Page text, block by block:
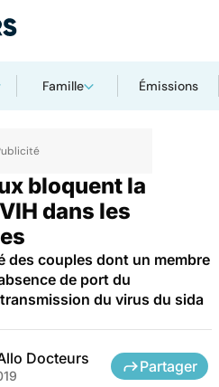
Famille Émissions
bloquent la
dans les
des couples dont un membre
de port du
du virus du sida
Docteurs Partager